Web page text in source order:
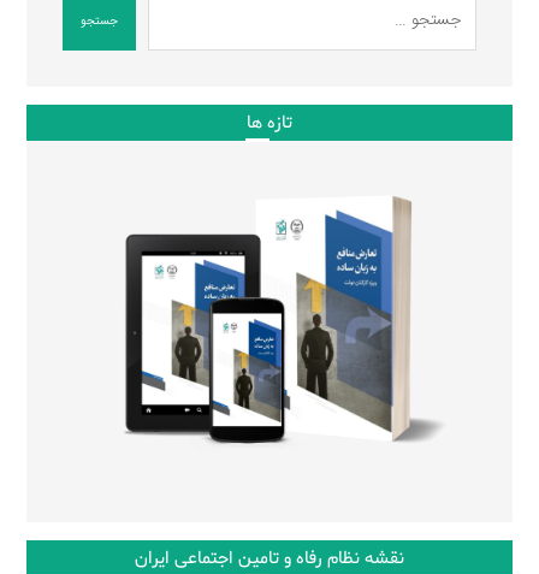
جستجو
تازه ها
نقشه نظام رفاه و تامین اجتماعی ایران